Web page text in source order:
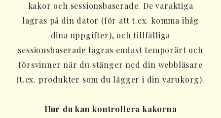
kakor och sessionsbaserade. De varaktiga
lagras på din dator (för att t.ex. komma ihåg
dina uppgifter), och tillfälliga
sessionsbaserade lagras endast temporärt och
försvinner när du stänger ned din webbläsare
(t.ex. produkter som du lägger i din varukorg).
Hur du kan kontrollera kakorna